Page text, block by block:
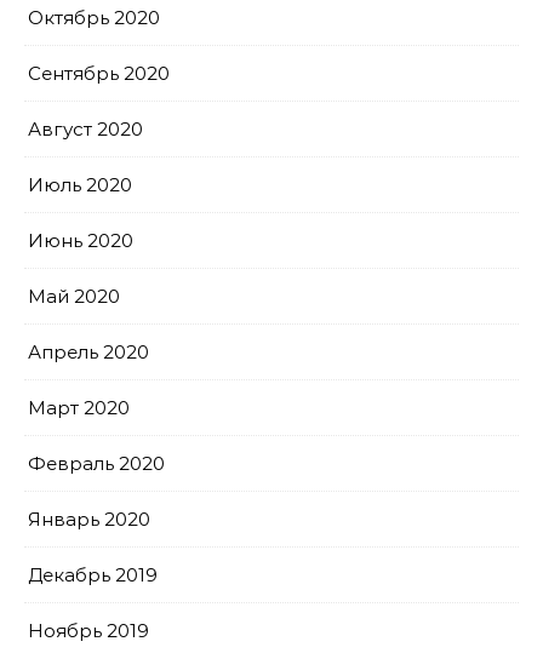
Октябрь 2020
Сентябрь 2020
Август 2020
Июль 2020
Июнь 2020
Май 2020
Апрель 2020
Март 2020
Февраль 2020
Январь 2020
Декабрь 2019
Ноябрь 2019